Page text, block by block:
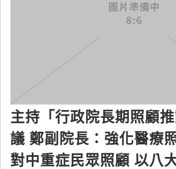
主持「行政院長期照顧
議 鄭副院長：強化醫療
對中重症民眾照顧 以八